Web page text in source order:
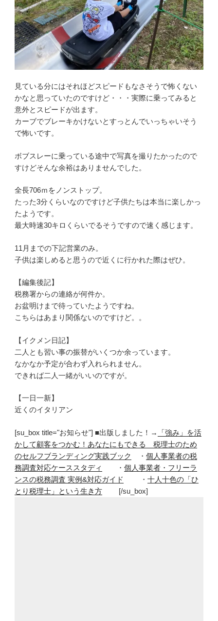
見ている分にはそれほどスピードもなさそうで怖くない
かなと思っていたのですけど・・・実際に乗ってみると
意外とスピードが出ます。
カーブでブレーキかけないとすっとんでいっちゃいそう
で怖いです。
ボブスレーに乗っている途中で写真を撮りたかったので
すけどそんな余裕はありませんでした。
全長706ｍをノンストップ。
たった3分くらいなのですけど子供たちは本当に楽しかっ
たようです。
最大時速30キロくらいでるそうですので速く感じます。
11月までの下記営業のみ。
子供は楽しめると思うので近くに行かれた際はぜひ。
【編集後記】
税務署からの連絡が何件か。
お盆明けまで待っていたようですね。
こちらはあまり関係ないのですけど。。
【イクメン日記】
二人とも習い事の振替がいくつか余っています。
なかなか予定が合わず入れられません。
できれば二人一緒がいいのですが。
【一日一新】
近くのイタリアン
[su_box title="お知らせ"] ■出版しました！→
「強み」を活
かして顧客をつかむ！あなたにもできる 税理士のため
のセルフブランディング実践ブック
・ 個人事業者の税
務調査対応ケーススタディ
・ 個人事業者・フリーラ
ンスの税務調査 実例&対応ガイド
・ 十人十色の「ひ
とり税理士」という生き方 [/su_box]